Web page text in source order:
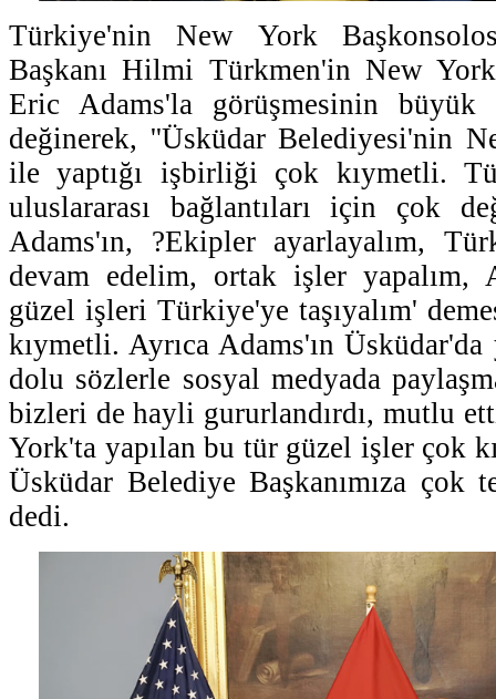
Türkiye'nin New York
Başkanı Hilmi Türkmen'in New
Eric Adams'la görüşmesinin
değinerek, ''Üsküdar Belediyesi'nin
ile yaptığı işbirliği çok kıymetli.
uluslararası bağlantıları için çok
Adams'ın, ?Ekipler ayarlayalım,
devam edelim, ortak işler yapalım,
güzel işleri Türkiye'ye taşıyalım'
kıymetli. Ayrıca Adams'ın
dolu sözlerle sosyal medyada
bizleri de hayli gururlandırdı, mutlu
York'ta yapılan bu tür güzel işler çok
Üsküdar Belediye Başkanımıza çok
dedi.